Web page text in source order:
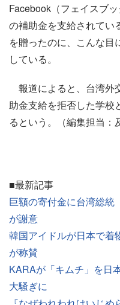
Facebook（フェイスブ
の補助金を支給されてい
を贈ったのに、こんな目
している。
報道によると、台湾外
助金支給を拒否した学校
るという。（編集担当：
■最新記事
巨額の寄付金に台湾総統
が謝意
韓国アイドルが日本で着
が称賛
KARAが「キムチ」を日
大騒ぎに